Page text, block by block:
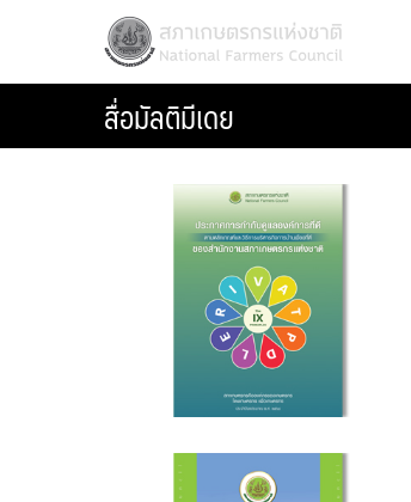
สภาเกษตรกรแห่งชาติ
National Farmers Council
สื่อมัลติมีเดย